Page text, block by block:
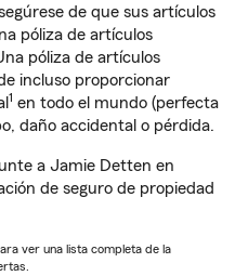
de que sus artículos
póliza de artículos
póliza de artículos
incluso proporcionar
1 en todo el mundo (perfecta
daño accidental o pérdida.
a Jamie Detten en
de seguro de propiedad
ver una lista completa de la